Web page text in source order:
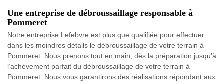
Une entreprise de débroussaillage responsable à
Pommeret
Notre entreprise Lefebvre est plus que qualifiée pour effectuer
dans les moindres détails le débroussaillage de votre terrain à
Pommeret. Nous prenons tout en main, dès la préparation jusqu’à
l’achèvement parfait du débroussaillage de votre terrain à
Pommeret. Nous vous garantirons des réalisations répondant aux